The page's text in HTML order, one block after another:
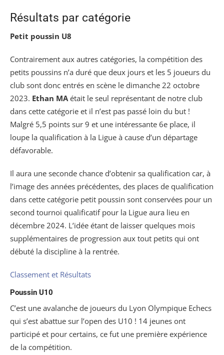
Résultats par catégorie
Petit poussin U8
Contrairement aux autres catégories, la compétition des
petits poussins n’a duré que deux jours et les 5 joueurs du
club sont donc entrés en scène le dimanche 22 octobre
2023. Ethan MAétait le seul représentant de notre club
dans cette catégorie et il n’est pas passé loin du but !
Malgré 5,5 points sur 9 et une intéressante 6e place, il
loupe la qualification à la Ligue à cause d’un départage
défavorable.
Il aura une seconde chance d’obtenir sa qualification car, à
l’image des années précédentes, des places de qualification
dans cette catégorie petit poussin sont conservées pour un
second tournoi qualificatif pour la Ligue aura lieu en
décembre 2024. L’idée étant de laisser quelques mois
supplémentaires de progression aux tout petits qui ont
débuté la discipline à la rentrée.
Classement et Résultats
Poussin U10
C’est une avalanche de joueurs du Lyon Olympique Echecs
qui s’est abattue sur l’open des U10 ! 14 jeunes ont
participé et pour certains, ce fut une première expérience
de la compétition.